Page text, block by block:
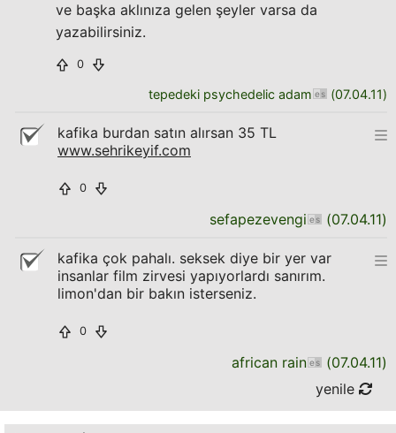
ve başka aklınıza gelen şeyler varsa da
yazabilirsiniz.
0
tepedeki psychedelic adam (07.04.11)
kafika burdan satın alırsan 35 TL
www.sehrikeyif.com
0
sefapezevengi (07.04.11)
kafika çok pahalı. seksek diye bir yer var
insanlar film zirvesi yapıyorlardı sanırım.
limon'dan bir bakın isterseniz.
0
african rain (07.04.11)
yenile